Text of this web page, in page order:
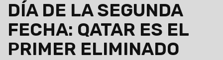
DÍA DE LA SEGUNDA
FECHA: QATAR ES EL
PRIMER ELIMINADO